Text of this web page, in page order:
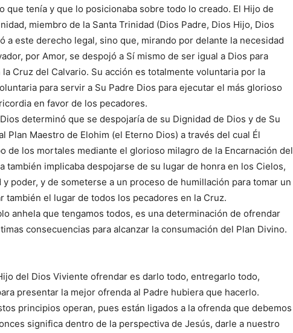
que tenía y que lo posicionaba sobre todo lo creado. El Hijo de
miembro de la Santa Trinidad (Dios Padre, Dios Hijo, Dios
a este derecho legal, sino que, mirando por delante la necesidad
por Amor, se despojó a Sí mismo de ser igual a Dios para
Cruz del Calvario. Su acción es totalmente voluntaria por la
para servir a Su Padre Dios para ejecutar el más glorioso
en favor de los pecadores.
determinó que se despojaría de su Dignidad de Dios y de Su
Plan Maestro de Elohim (el Eterno Dios) a través del cual Él
de los mortales mediante el glorioso milagro de la Encarnación del
también implicaba despojarse de su lugar de honra en los Cielos,
poder, y de someterse a un proceso de humillación para tomar un
también el lugar de todos los pecadores en la Cruz.
anhela que tengamos todos, es una determinación de ofrendar
consecuencias para alcanzar la consumación del Plan Divino.
del Dios Viviente ofrendar es darlo todo, entregarlo todo,
presentar la mejor ofrenda al Padre hubiera que hacerlo.
principios operan, pues están ligados a la ofrenda que debemos
significa dentro de la perspectiva de Jesús, darle a nuestro